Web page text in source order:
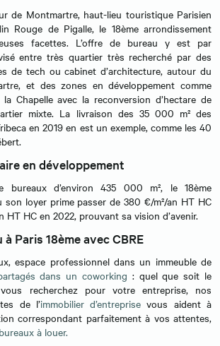
de Montmartre, haut-lieu touristique Parisien
Rouge de Pigalle, le 18ème arrondissement
facettes. L’offre de bureau y est par
entre très quartier très recherché par des
de tech ou cabinet d’architecture, autour du
et des zones en développement comme
Chapelle avec la reconversion d’hectare de
mixte. La livraison des 35 000 m² des
en 2019 en est un exemple, comme les 40
en développement
bureaux d’environ 435 000 m², le 18ème
son loyer prime passer de 380 €/m²/an HT HC
HT HC en 2022, prouvant sa vision d’avenir.
Paris 18ème avec CBRE
espace professionnel dans un immeuble de
dans un coworking : quel que soit le
recherchez pour votre entreprise, nos
de l’immobilier d’entreprisevous aident à
correspondant parfaitement à vos attentes,
bureaux à louer.